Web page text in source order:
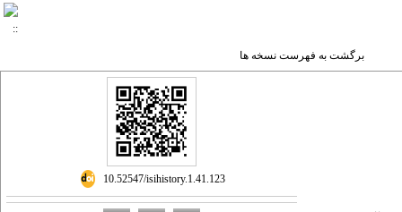
برگشت به فهرست نسخه ها
‎ 10.52547/isihistory.1.41.123